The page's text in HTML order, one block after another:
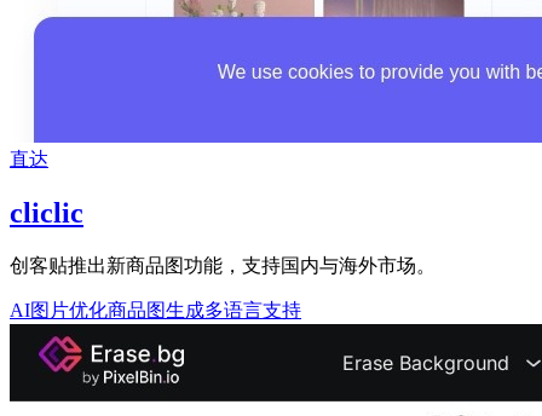
直达
cliclic
创客贴推出新商品图功能，支持国内与海外市场。
AI图片优化商品图生成多语言支持